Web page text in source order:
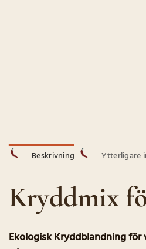
Beskrivning Ytterligare
Kryddmix
Ekologisk Kryddblandning